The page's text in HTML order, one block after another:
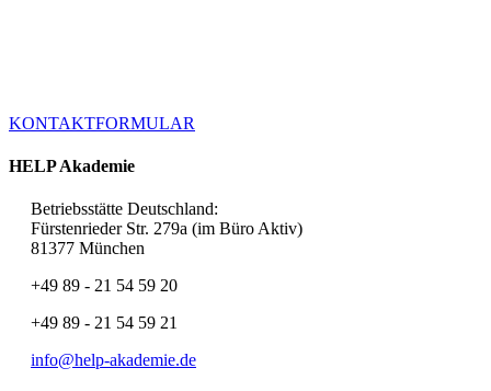
KONTAKTFORMULAR
HELP Akademie
Betriebsstätte Deutschland:
Fürstenrieder Str. 279a (im Büro Aktiv)
81377 München
+49 89 - 21 54 59 20
+49 89 - 21 54 59 21
info@help-akademie.de